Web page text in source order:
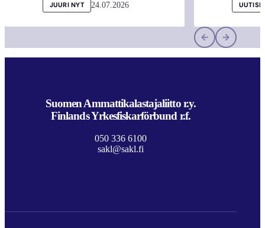
JUURI NYT 24.07.2026
Suomen Ammattikalastajaliitto r.y.
Finlands Yrkesfiskarförbund r.f.
050 336 6100
sakl@sakl.fi